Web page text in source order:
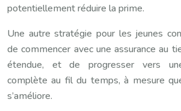
potentiellement réduire la prime.
Une autre stratégie pour les jeunes
de commencer avec une assurance au
étendue, et de progresser vers
complète au fil du temps, à mesure
s’améliore.